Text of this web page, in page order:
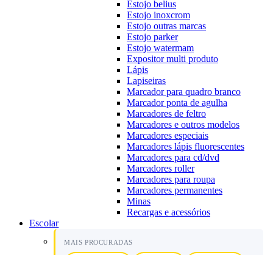
Estojo belius
Estojo inoxcrom
Estojo outras marcas
Estojo parker
Estojo watermam
Expositor multi produto
Lápis
Lapiseiras
Marcador para quadro branco
Marcador ponta de agulha
Marcadores de feltro
Marcadores e outros modelos
Marcadores especiais
Marcadores lápis fluorescentes
Marcadores para cd/dvd
Marcadores roller
Marcadores para roupa
Marcadores permanentes
Minas
Recargas e acessórios
Escolar
MAIS PROCURADAS